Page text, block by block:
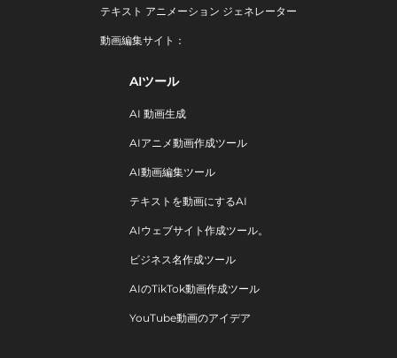
テキスト アニメーション ジェネレーター
動画編集サイト：
AIツール
AI 動画生成
AIアニメ動画作成ツール
AI動画編集ツール
テキストを動画にするAI
AIウェブサイト作成ツール。
ビジネス名作成ツール
AIのTikTok動画作成ツール
YouTube動画のアイデア